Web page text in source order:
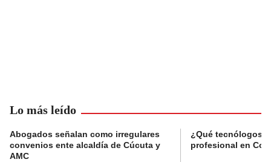
Lo más leído
Abogados señalan como irregulares
convenios ente alcaldía de Cúcuta y
AMC
¿Qué tecnólogos
profesional en